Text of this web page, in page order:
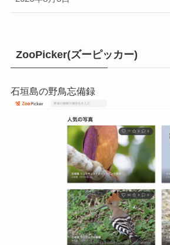
ZooPicker(ズーピッカー)
石垣島の野鳥忘備録